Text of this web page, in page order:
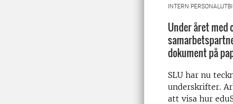
INTERN
Under året med
dokument på
SLU har nu
underskrifter.
att visa hur